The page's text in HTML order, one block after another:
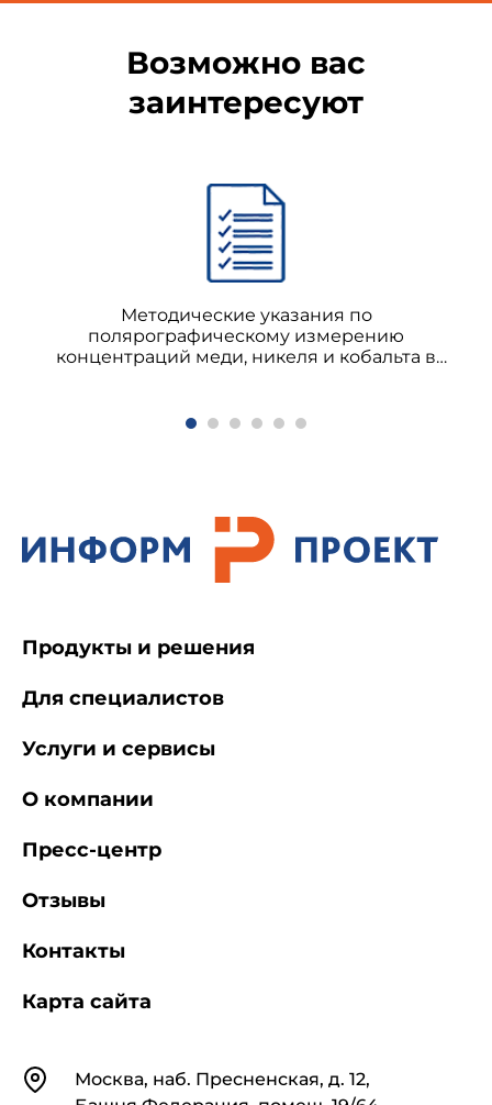
Возможно вас
заинтересуют
Методические указания по
полярографическому измерению
концентраций меди, никеля и кобальта в
КонтактыМосква, наб. Пресненская, д. 12,
Продукты и решения
Для специалистов
Услуги и сервисы
О компании
Пресс-центр
Отзывы
Контакты
Карта сайта